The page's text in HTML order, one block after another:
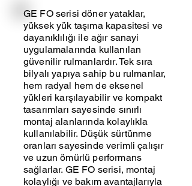
GE FO serisi döner yataklar,
yüksek yük taşıma kapasitesi ve
dayanıklılığı ile ağır sanayi
uygulamalarında kullanılan
güvenilir rulmanlardır. Tek sıra
bilyalı yapıya sahip bu rulmanlar,
hem radyal hem de eksenel
yükleri karşılayabilir ve kompakt
tasarımları sayesinde sınırlı
montaj alanlarında kolaylıkla
kullanılabilir. Düşük sürtünme
oranları sayesinde verimli çalışır
ve uzun ömürlü performans
sağlarlar. GE FO serisi, montaj
kolaylığı ve bakım avantajlarıyla